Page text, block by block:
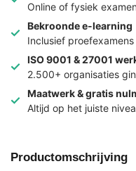
Online of fysiek
Bekroonde e-learning
Inclusief
ISO 9001 & 27001
2.500+ organisaties
Maatwerk & gratis
Altijd op het juiste
Productomschrijving